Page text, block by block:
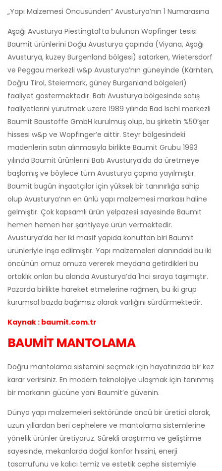
„Yapı Malzemesi Öncüsünden“ Avusturya’nın 1 Numarasına
Aşağı Avusturya Piestingtal’ta bulunan Wopfinger tesisi
Baumit ürünlerini Doğu Avusturya çapında (Viyana, Aşağı
Avusturya, kuzey Burgenland bölgesi) satarken, Wietersdorf
ve Peggau merkezli w&p Avusturya’nın güneyinde (Kärnten,
Doğru Tirol, Steiermark, güney Burgenland bölgeleri)
faaliyet göstermektedir. Batı Avusturya bölgesinde satış
faaliyetlerini yürütmek üzere 1989 yılında Bad Ischl merkezli
Baumit Baustoffe GmbH kurulmuş olup, bu şirketin %50’şer
hissesi w&p ve Wopfinger’e aittir. Steyr bölgesindeki
madenlerin satın alınmasıyla birlikte Baumit Grubu 1993
yılında Baumit ürünlerini Batı Avusturya’da da üretmeye
başlamış ve böylece tüm Avusturya çapına yayılmıştır.
Baumit bugün inşaatçılar için yüksek bir tanınırlığa sahip
olup Avusturya’nın en ünlü yapı malzemesi markası haline
gelmiştir. Çok kapsamlı ürün yelpazesi sayesinde Baumit
hemen hemen her şantiyeye ürün vermektedir.
Avusturya’da her iki masif yapıda konuttan biri Baumit
ürünleriyle inşa edilmiştir. Yapı malzemeleri alanındaki bu iki
öncünün omuz omuza vererek meydana getirdikleri bu
ortaklık onları bu alanda Avusturya’da 1nci sıraya taşımıştır.
Pazarda birlikte hareket etmelerine rağmen, bu iki grup
kurumsal bazda bağımsız olarak varlığını sürdürmektedir.
Kaynak : baumit.com.tr
BAUMİT MANTOLAMA
Doğru mantolama sistemini seçmek için hayatınızda bir kez
karar verirsiniz. En modern teknolojiye ulaşmak için tanınmış
bir markanın gücüne yani Baumit’e güvenin.
Dünya yapı malzemeleri sektöründe öncü bir üretici olarak,
uzun yıllardan beri cephelere ve mantolama sistemlerine
yönelik ürünler üretiyoruz. Sürekli araştırma ve geliştirme
sayesinde, mekanlarda doğal konfor hissini, enerji
tasarrufunu ve kalıcı temiz ve estetik cephe sistemiyle